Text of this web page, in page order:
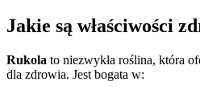
Jakie są właściwości
Rukola to niezwykła roślina, która
dla zdrowia. Jest bogata w: